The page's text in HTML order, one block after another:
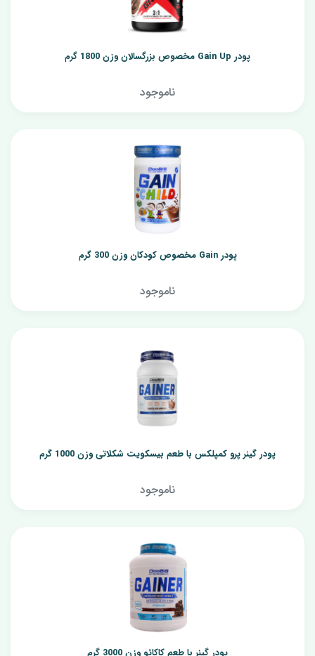
پودر Gain Up مخصوص بزرگسالان وزن 1800 گرم
ناموجود
پودر Gain مخصوص کودکان وزن 300 گرم
ناموجود
پودر گینر پرو کمپلکس با طعم بیسکویت شکلاتی وزن 1000 گرم
ناموجود
پودر گینر با طعم کاکائو وزن 3000 گرم